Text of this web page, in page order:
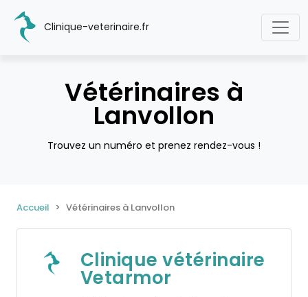
Clinique-veterinaire.fr
Vétérinaires à
Lanvollon
Trouvez un numéro et prenez rendez-vous !
Accueil Vétérinaires à Lanvollon
Clinique vétérinaire
Vetarmor